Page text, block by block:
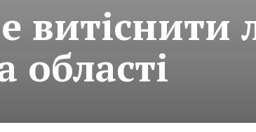
витіснити
області